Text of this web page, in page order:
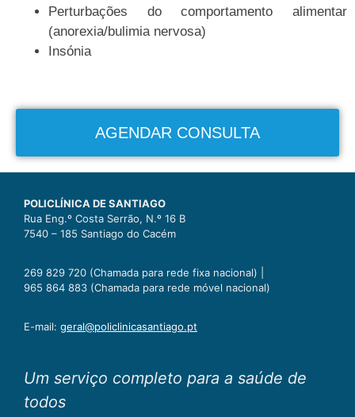
Perturbações do comportamento alimentar
(anorexia/bulimia nervosa)
Insónia
AGENDAR CONSULTA
POLICLÍNICA DE SANTIAGO
Rua Eng.º Costa Serrão, N.º 16 B
7540 – 185 Santiago do Cacém
269 829 720 (Chamada para rede fixa nacional) |
965 864 883 (Chamada para rede móvel nacional)
E-mail: geral@policlinicasantiago.pt
Um serviço completo para a saúde de
todos